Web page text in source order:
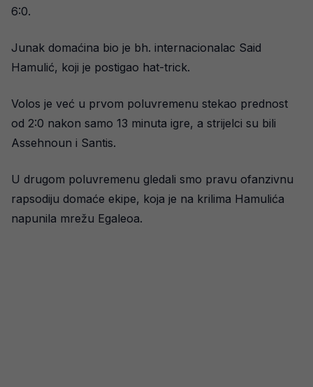
6:0.
Junak domaćina bio je bh. internacionalac Said
Hamulić, koji je postigao hat-trick.
Volos je već u prvom poluvremenu stekao prednost
od 2:0 nakon samo 13 minuta igre, a strijelci su bili
Assehnoun i Santis.
U drugom poluvremenu gledali smo pravu ofanzivnu
rapsodiju domaće ekipe, koja je na krilima Hamulića
napunila mrežu Egaleoa.